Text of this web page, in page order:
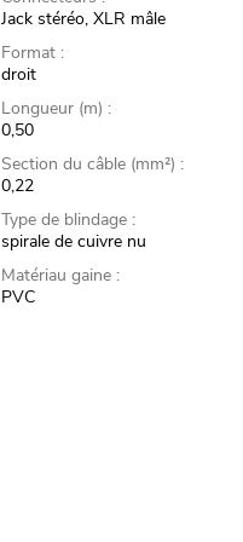
Jack stéréo, XLR mâle
Format :
droit
Longueur (m) :
0,50
Section du câble (mm²) :
0,22
Type de blindage :
spirale de cuivre nu
Matériau gaine :
PVC